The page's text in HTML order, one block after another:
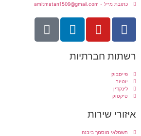
כתובת מייל - amitmatan1509@gmail.com
רשתות חברתיות
פייסבוק
יוטיוב
לינקדין
טיקטוק
איזורי שירות
חשמלאי מוסמך ביבנה